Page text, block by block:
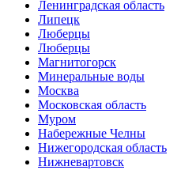
Ленинградская область
Липецк
Люберцы
Люберцы
Магнитогорск
Минеральные воды
Москва
Московская область
Муром
Набережные Челны
Нижегородская область
Нижневартовск